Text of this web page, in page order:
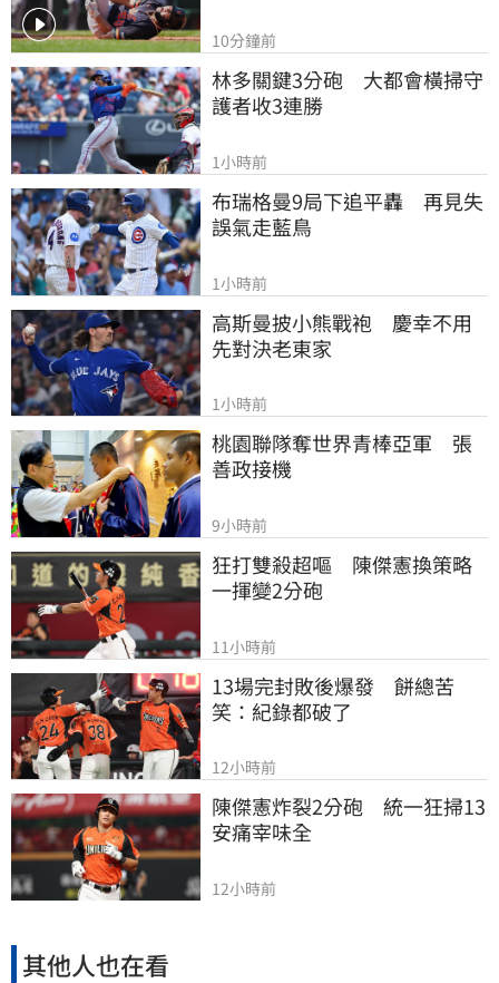
10分鐘前
林多關鍵3分砲　大都會橫掃守
護者收3連勝
1小時前
布瑞格曼9局下追平轟　再見失
誤氣走藍鳥
1小時前
高斯曼披小熊戰袍　慶幸不用
先對決老東家
1小時前
桃園聯隊奪世界青棒亞軍　張
善政接機
9小時前
狂打雙殺超嘔　陳傑憲換策略
一揮變2分砲
11小時前
13場完封敗後爆發　餅總苦
笑：紀錄都破了
12小時前
陳傑憲炸裂2分砲　統一狂掃13
安痛宰味全
12小時前
其他人也在看